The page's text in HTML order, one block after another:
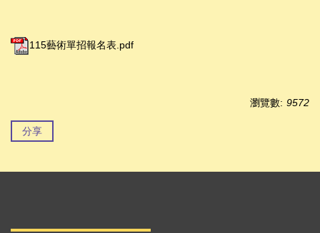
115藝術單招報名表.pdf
瀏覽數: 9572
分享